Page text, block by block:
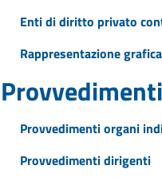
Enti di diritto privato
Rappresentazione grafica
Provvedimenti
Provvedimenti organi
Provvedimenti dirigenti